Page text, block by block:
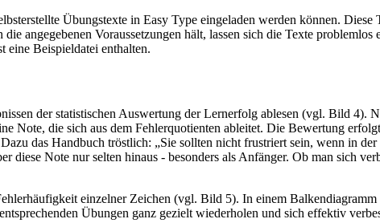
Übungstexte in Easy Type eingeladen werden können.
angegebenen Voraussetzungen hält, lassen sich die Texte
eine Beispieldatei enthalten.
der statistischen Auswertung der Lernerfolg ablesen (vgl. Bild
Note, die sich aus dem Fehlerquotienten ableitet. Die Bewertung
das Handbuch tröstlich: „Sie sollten nicht frustriert sein, wenn in
diese Note nur selten hinaus - besonders als Anfänger. Ob man sich
einzelner Zeichen (vgl. Bild 5). In einem
Übungen ganz gezielt wiederholen und sich effektiv